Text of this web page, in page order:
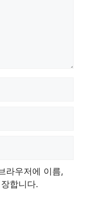
라우저에 이름,
합니다.